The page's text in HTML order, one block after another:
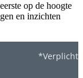
op de hoogte
en inzichten
*Verplicht